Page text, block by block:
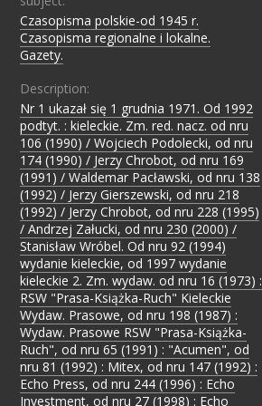
Czasopisma polskie-od 1945 r.
Czasopisma regionalne i lokalne.
Gazety.
Description:
Nr 1 ukazał się 1 grudnia 1971. Od 1992
podtyt. : kieleckie. Zm. red. nacz. od nru
106 (1990) / Wojciech Podolecki, od nru
174 (1990) / Jerzy Chrobot, od nru 169
(1991) / Waldemar Pacławski, od nru 138
(1992) / Jerzy Gierszewski, od nru 218
(1992) / Jerzy Chrobot, od nru 228 (1995)
/ Andrzej Załucki, od nru 230 (2000) /
Stanisław Wróbel. Od nru 92 (1994)
wydanie kieleckie, od 1997 wydanie
kieleckie 2. Zm. wydaw. od nru 16 (1973) :
RSW "Prasa-Książka-Ruch" Kieleckie
Wydaw. Prasowe, od nru 198 (1987) :
Wydaw. Prasowe RSW "Prasa-Książka-
Ruch", od nru 65 (1991) : "Acumen", od
nru 81 (1992) : Mitex, od nru 147 (1992) :
Echo Press, od nru 244 (1996) : Echo
Investment, od nru 27 (1998) : Echo